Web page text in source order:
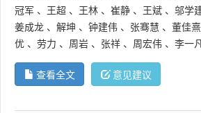
冠军 、 王超 、 王林 、 崔静 、 王斌 、 邬学
姜成龙 、 解坤 、 钟建伟 、 张骞慧 、 董佳熹
优 、 劳力 、 周岩 、 张祥 、 周宏伟 、 李一
查看全文 意见建议